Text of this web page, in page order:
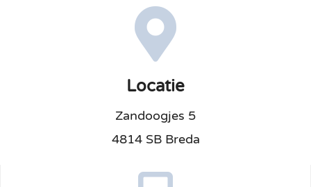
Locatie
Zandoogjes 5
4814 SB Breda